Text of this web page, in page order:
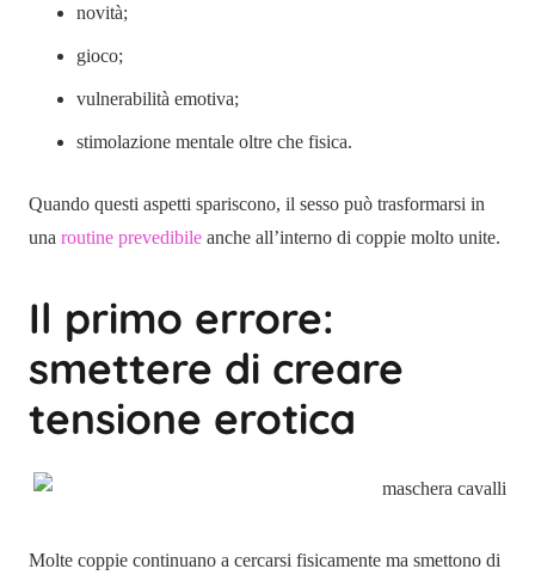
novità;
gioco;
vulnerabilità emotiva;
stimolazione mentale oltre che fisica.
Quando questi aspetti spariscono, il sesso può trasformarsi in
una routine prevedibile anche all’interno di coppie molto unite.
Il primo errore:
smettere di creare
tensione erotica
Molte coppie continuano a cercarsi fisicamente ma smettono di